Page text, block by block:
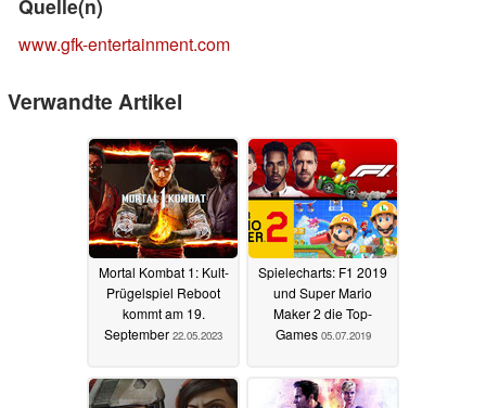
Quelle(n)
www.gfk-entertainment.com
Verwandte Artikel
Mortal Kombat 1: Kult-
Prügelspiel Reboot
kommt am 19.
September 22.05.2023
Spielecharts: F1 2019
und Super Mario
Maker 2 die Top-
Games 05.07.2019